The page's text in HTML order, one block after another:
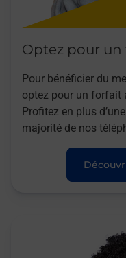
Optez pour
Pour bénéficier du
optez pour un forfait
Profitez en plus
majorité de nos